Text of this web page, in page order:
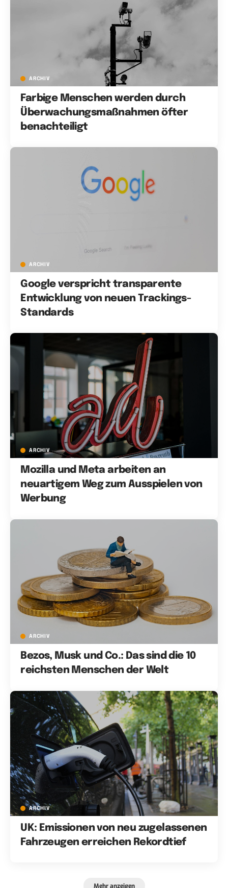
ARCHIV
Farbige Menschen werden durch
Überwachungsmaßnahmen öfter
benachteiligt
ARCHIV
Google verspricht transparente
Entwicklung von neuen Trackings-
Standards
ARCHIV
Mozilla und Meta arbeiten an
neuartigem Weg zum Ausspielen von
Werbung
ARCHIV
Bezos, Musk und Co.: Das sind die 10
reichsten Menschen der Welt
ARCHIV
UK: Emissionen von neu zugelassenen
Fahrzeugen erreichen Rekordtief
Mehr anzeigen